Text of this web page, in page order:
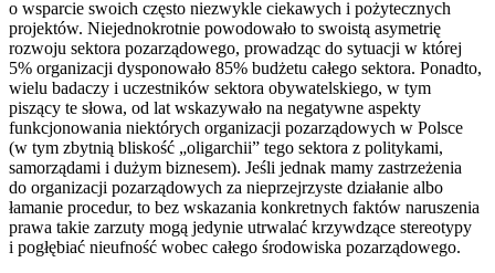
o wsparcie swoich często niezwykle ciekawych i pożytecznych
projektów. Niejednokrotnie powodowało to swoistą asymetrię
rozwoju sektora pozarządowego, prowadząc do sytuacji w której
5% organizacji dysponowało 85% budżetu całego sektora. Ponadto,
wielu badaczy i uczestników sektora obywatelskiego, w tym
piszący te słowa, od lat wskazywało na negatywne aspekty
funkcjonowania niektórych organizacji pozarządowych w Polsce
(w tym zbytnią bliskość „oligarchii” tego sektora z politykami,
samorządami i dużym biznesem). Jeśli jednak mamy zastrzeżenia
do organizacji pozarządowych za nieprzejrzyste działanie albo
łamanie procedur, to bez wskazania konkretnych faktów naruszenia
prawa takie zarzuty mogą jedynie utrwalać krzywdzące stereotypy
i pogłębiać nieufność wobec całego środowiska pozarządowego.